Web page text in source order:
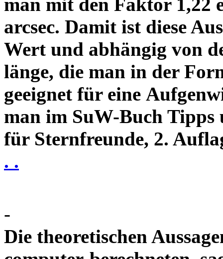
arcsec. Damit ist diese
Wert und abhängig von
länge, die man in der
geeignet für eine
man im SuW-Buch Tipps
für Sternfreunde, 2.
. .
-
Die theoretischen